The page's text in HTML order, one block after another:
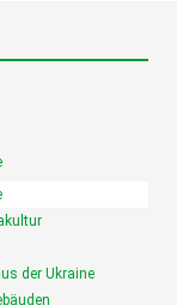
der Ukraine